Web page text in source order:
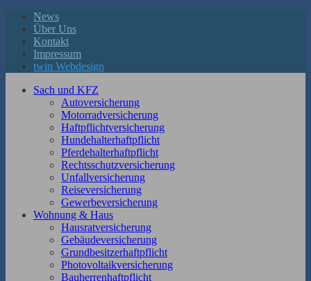
News
Über Uns
Kontakt
Impressum
twin Webdesign
Sach und KFZ
Autoversicherung
Motorradversicherung
Haftpflichtversicherung
Hundehalterhaftpflicht
Pferdehalterhaftpflicht
Rechtsschutzversicherung
Unfallversicherung
Reiseversicherung
Gewerbeversicherung
Wohnung & Haus
Hausratversicherung
Gebäudeversicherung
Grundbesitzerhaftpflicht
Photovoltaikversicherung
Bauherrenhaftpflicht